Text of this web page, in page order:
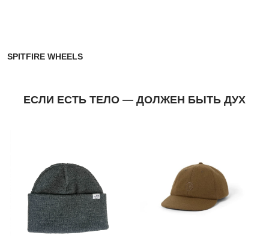
SPITFIRE WHEELS
ЕСЛИ ЕСТЬ ТЕЛО — ДОЛЖЕН БЫТЬ ДУХ